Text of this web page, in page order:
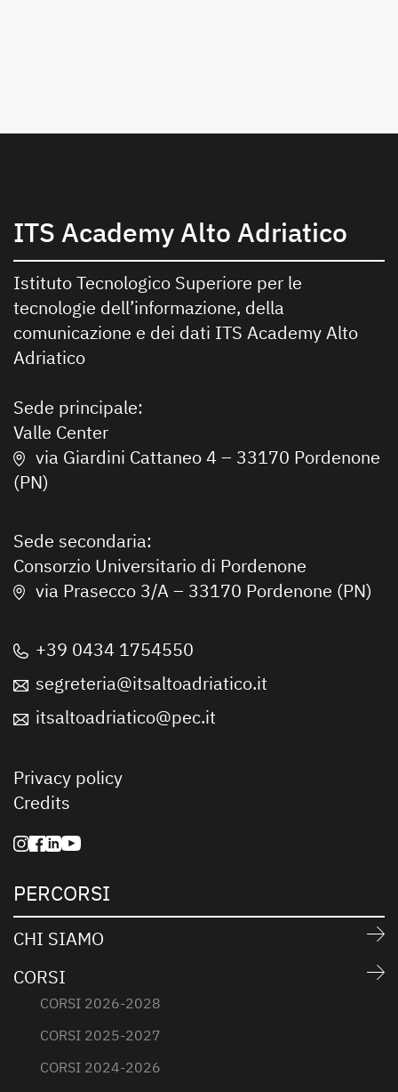
ITS Academy Alto Adriatico
Istituto Tecnologico Superiore per le
tecnologie dell’informazione, della
comunicazione e dei dati ITS Academy Alto
Adriatico
Sede principale:
Valle Center
via Giardini Cattaneo 4 – 33170 Pordenone
(PN)
Sede secondaria:
Consorzio Universitario di Pordenone
via Prasecco 3/A – 33170 Pordenone (PN)
+39 0434 1754550
segreteria@itsaltoadriatico.it
itsaltoadriatico@pec.it
Privacy policy
Credits
PERCORSI
CHI SIAMO
CORSI
CORSI 2026-2028
CORSI 2025-2027
CORSI 2024-2026